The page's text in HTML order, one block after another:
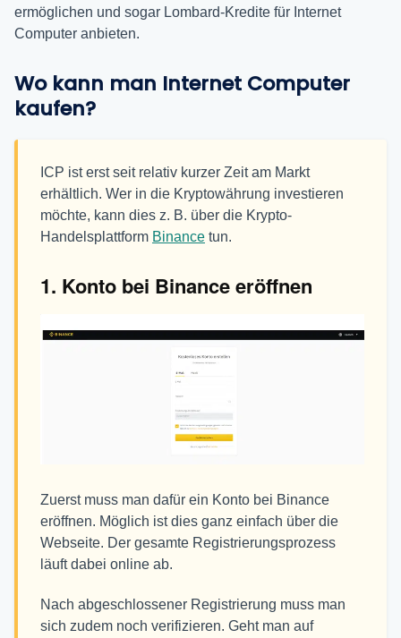
ermöglichen und sogar Lombard-Kredite für Internet
Computer anbieten.
Wo kann man Internet Computer
kaufen?
ICP ist erst seit relativ kurzer Zeit am Markt
erhältlich. Wer in die Kryptowährung investieren
möchte, kann dies z. B. über die Krypto-
Handelsplattform Binance tun.
1. Konto bei Binance eröffnen
Zuerst muss man dafür ein Konto bei Binance
eröffnen. Möglich ist dies ganz einfach über die
Webseite. Der gesamte Registrierungsprozess
läuft dabei online ab.
Nach abgeschlossener Registrierung muss man
sich zudem noch verifizieren. Geht man auf